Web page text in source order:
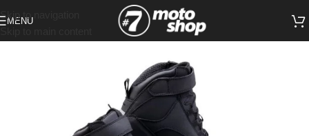
Skip to navigation
MENU